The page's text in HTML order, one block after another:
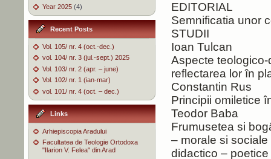
Year 2025 (4)
Recent Posts
Vol. 105/ nr. 4 (oct.-dec.)
vol. 104/ nr. 3 (jul.-sept.) 2025
Vol. 103/ nr. 2 (apr. – june)
Vol. 102/ nr. 1 (ian-mar)
vol. 101/ nr. 4 (oct. – dec.)
Links
Arhiepiscopia Aradului
Facultatea de Teologie Ortodoxa
"Ilarion V. Felea" din Arad
EDITORIAL
Semnificatia
STUDII
Ioan Tulcan
Aspecte
reflectarea lor
Constantin Rus
Principii
Teodor Baba
Frumusetea si
– morale si
didactico –